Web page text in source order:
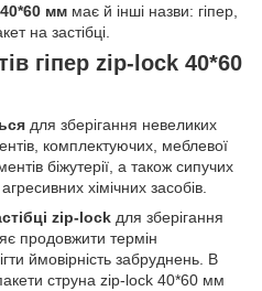
40*60 мм має й інші назви: гіпер,
на застібці.
гіпер zip-lock 40*60
для зберігання невеликих
комплектуючих, меблевої
біжутерії, а також сипучих
хімічних засобів.
zip-lock для зберігання
продовжити термін
ймовірність забруднень. В
струна zip-lock 40*60 мм